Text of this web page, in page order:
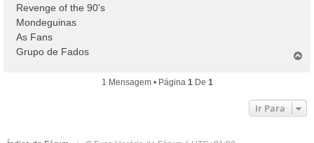
Revenge of the 90's
Mondeguinas
As Fans
Grupo de Fados
1 Mensagem • Página 1De 1
Ir Para